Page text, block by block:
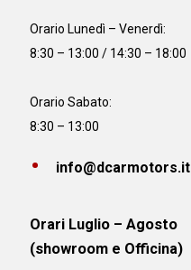
Orario Lunedì – Venerdì:
8:30 – 13:00 / 14:30 – 18:00
Orario Sabato:
8:30 – 13:00
info@dcarmotors.it
Orari Luglio – Agosto
(showroom e Officina)